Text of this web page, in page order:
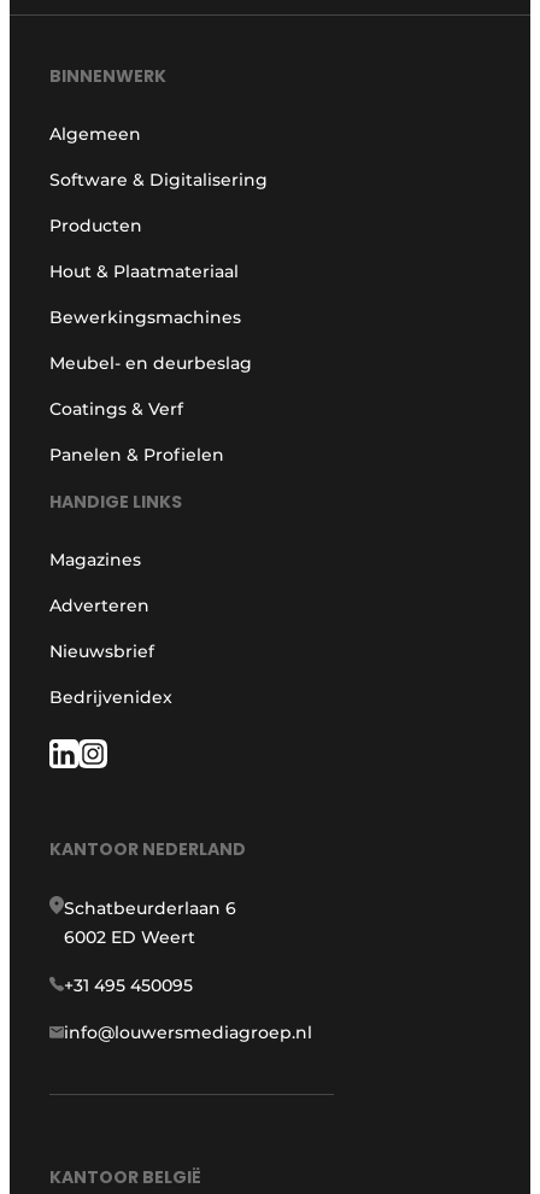
BINNENWERK
Algemeen
Software & Digitalisering
Producten
Hout & Plaatmateriaal
Bewerkingsmachines
Meubel- en deurbeslag
Coatings & Verf
Panelen & Profielen
HANDIGE LINKS
Magazines
Adverteren
Nieuwsbrief
Bedrijvenidex
KANTOOR NEDERLAND
Schatbeurderlaan 6
6002 ED Weert
+31 495 450095
info@louwersmediagroep.nl
KANTOOR BELGIË